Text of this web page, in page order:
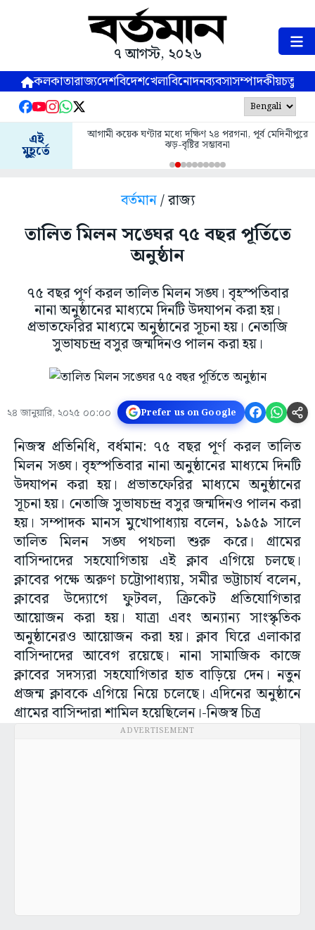
৭ আগস্ট, ২০২৬
কলকাতারাজ্যদেশবিদেশখেলাবিনোদনব্যবসাসম্পাদকীয়
এই
মুহূর্তে
আগামী কয়েক ঘণ্টার মধ্যে দক্ষিণ ২৪ পরগনা, পূর্ব মেদিনীপুরে
ঝড়-বৃষ্টির সম্ভাবনা
বর্তমান/ রাজ্য
তালিত মিলন সঙ্ঘের ৭৫ বছর পূর্তিতে
অনুষ্ঠান
৭৫ বছর পূর্ণ করল তালিত মিলন সঙ্ঘ। বৃহস্পতিবার
নানা অনুষ্ঠানের মাধ্যমে দিনটি উদযাপন করা হয়।
প্রভাতফেরির মাধ্যমে অনুষ্ঠানের সূচনা হয়। নেতাজি
সুভাষচন্দ্র বসুর জন্মদিনও পালন করা হয়।
২৪ জানুয়ারি, ২০২৫ ০০:০০ Prefer us on Google
নিজস্ব প্রতিনিধি, বর্ধমান: ৭৫ বছর পূর্ণ করল তালিত
মিলন সঙ্ঘ। বৃহস্পতিবার নানা অনুষ্ঠানের মাধ্যমে দিনটি
উদযাপন করা হয়। প্রভাতফেরির মাধ্যমে অনুষ্ঠানের
সূচনা হয়। নেতাজি সুভাষচন্দ্র বসুর জন্মদিনও পালন করা
হয়। সম্পাদক মানস মুখোপাধ্যায় বলেন, ১৯৫৯ সালে
তালিত মিলন সঙ্ঘ পথচলা শুরু করে। গ্রামের
বাসিন্দাদের সহযোগিতায় এই ক্লাব এগিয়ে চলছে।
ক্লাবের পক্ষে অরুণ চট্টোপাধ্যায়, সমীর ভট্টাচার্য বলেন,
ক্লাবের উদ্যোগে ফুটবল, ক্রিকেট প্রতিযোগিতার
আয়োজন করা হয়। যাত্রা এবং অন্যান্য সাংস্কৃতিক
অনুষ্ঠানেরও আয়োজন করা হয়। ক্লাব ঘিরে এলাকার
বাসিন্দাদের আবেগ রয়েছে। নানা সামাজিক কাজে
ক্লাবের সদস্যরা সহযোগিতার হাত বাড়িয়ে দেন। নতুন
প্রজন্ম ক্লাবকে এগিয়ে নিয়ে চলেছে। এদিনের অনুষ্ঠানে
গ্রামের বাসিন্দারা শামিল হয়েছিলেন।-নিজস্ব চিত্র
ADVERTISEMENT